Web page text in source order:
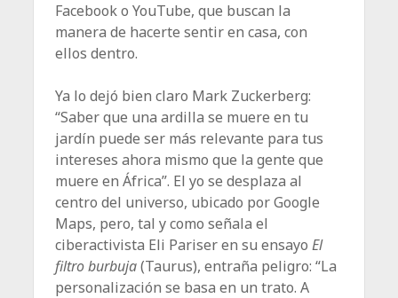
Facebook o YouTube, que buscan la
manera de hacerte sentir en casa, con
ellos dentro.
Ya lo dejó bien claro Mark Zuckerberg:
“Saber que una ardilla se muere en tu
jardín puede ser más relevante para tus
intereses ahora mismo que la gente que
muere en África”. El yo se desplaza al
centro del universo, ubi­cado por Google
Maps, pero, tal y como señala el
ciberactivista Eli Pariser en su ensayoEl
filtro burbuja(Taurus), entraña peligro: “La
perso­nalización se basa en un trato. A